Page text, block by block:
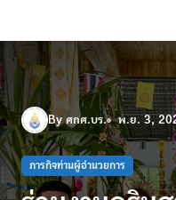
By ศกศ.บร. พ.ย. 3,
ภารกิจท่านผู้อำนวยการ